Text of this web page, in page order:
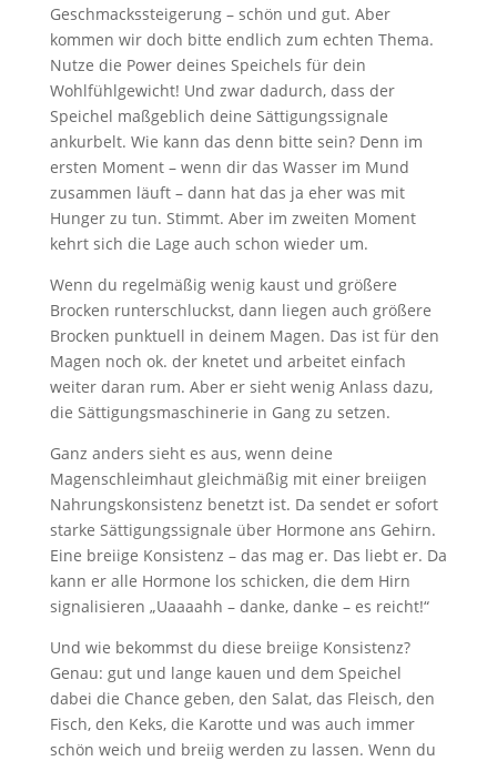
Geschmackssteigerung – schön und gut. Aber
kommen wir doch bitte endlich zum echten Thema.
Nutze die Power deines Speichels für dein
Wohlfühlgewicht! Und zwar dadurch, dass der
Speichel maßgeblich deine Sättigungssignale
ankurbelt. Wie kann das denn bitte sein? Denn im
ersten Moment – wenn dir das Wasser im Mund
zusammen läuft – dann hat das ja eher was mit
Hunger zu tun. Stimmt. Aber im zweiten Moment
kehrt sich die Lage auch schon wieder um.
Wenn du regelmäßig wenig kaust und größere
Brocken runterschluckst, dann liegen auch größere
Brocken punktuell in deinem Magen. Das ist für den
Magen noch ok. der knetet und arbeitet einfach
weiter daran rum. Aber er sieht wenig Anlass dazu,
die Sättigungsmaschinerie in Gang zu setzen.
Ganz anders sieht es aus, wenn deine
Magenschleimhaut gleichmäßig mit einer breiigen
Nahrungskonsistenz benetzt ist. Da sendet er sofort
starke Sättigungssignale über Hormone ans Gehirn.
Eine breiige Konsistenz – das mag er. Das liebt er. Da
kann er alle Hormone los schicken, die dem Hirn
signalisieren „Uaaaahh – danke, danke – es reicht!“
Und wie bekommst du diese breiige Konsistenz?
Genau: gut und lange kauen und dem Speichel
dabei die Chance geben, den Salat, das Fleisch, den
Fisch, den Keks, die Karotte und was auch immer
schön weich und breiig werden zu lassen. Wenn du